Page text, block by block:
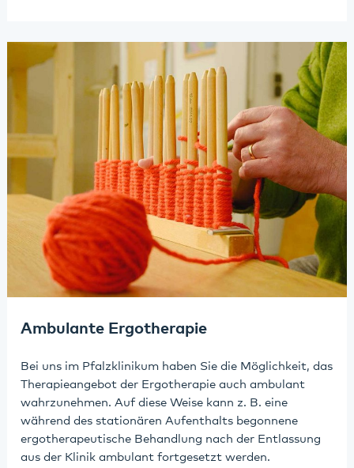
Ambulante Ergotherapie
Bei uns im Pfalzklinikum haben Sie die Möglichkeit, das
Therapieangebot der Ergotherapie auch ambulant
wahrzunehmen. Auf diese Weise kann z. B. eine
während des stationären Aufenthalts begonnene
ergotherapeutische Behandlung nach der Entlassung
aus der Klinik ambulant fortgesetzt werden.